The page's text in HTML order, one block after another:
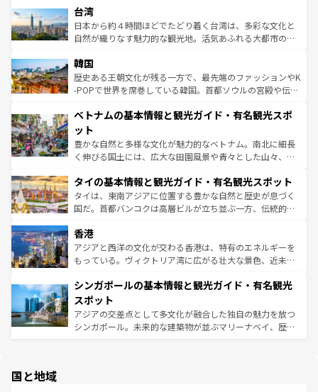
人々、おいしいローカルフードやハワイアンミュージッ
ク、伝統的なフラダンスなど、すべてがハワイの魅力を彩
っている。訪れるたびに新しい発見と感動が待っているハ
はコンテンツ一覧
リアリーフや大陸中央部にそびえるウルル（エアーズロッ
ク）、タスマニアの美しい原生林やケアンズの熱帯雨林な
ど、見どころがたくさん。また、カフェやワイン、オージ
いる。アクティビティも充実しており、サーフィンやダイ
ビング、ハイキングなど、アウトドア好きにはたまらな
い。オーストラリアの多彩な魅力を存分に味わいつくそ
参照してほしい。
台湾
日本から約４時間ほどでたどり着く台湾は、多彩な文化と
自然が織りなす魅力的な観光地。活気あふれる大都市の台
ン）、静ひつな山岳地帯である台湾東部など、都市の喧騒
と山間の静けさが共存しており、訪れる人に新しい発見と
驚きをもたらしてくれる。また、奥深い台湾の食文化も魅
容にもいいと評判のスイーツなど、バラエティ豊かな料理
照してほしい。
韓国
歴史ある王朝文化が残る一方で、最先端のファッションやK
-POPで世界を席巻している韓国。首都ソウルの宮殿や伝統
き、地方に足を延ばせば四季折々の自然美を楽しむことが
できる。そして、キムチや焼肉、絶品のストリートフード
まで、さまざまな韓国料理が待っている。夜には、韓国な
らではのナイトライフも堪能できる。あたたかいホスピタ
わってみてほしい。 なお、新着の韓国情報はコンテンツ一
覧 を参照してほしい。
ベトナムの基本情報と観光ガイド・有名観光スポ
ット
豊かな自然と多様な文化が魅力的なベトナム。南北に細長
く伸びる国土には、広大な田園風景や青々とした山々、世
急速な発展と共に伝統が息づく。ハノイの古い町並みやホ
ーチミン市のフランス統治時代の建物も、独特の雰囲気を
醸し出している。また、バラエティの豊かさとおいしさで
とつ。フォーやバインミー、ベトナムコーヒーなどは、ぜ
ひ現地で味わいたい。どの地域を訪れてもあたたかい人々
が旅行者を迎えてくれるので、きっと忘れられない旅にな
参照してほしい。
タイの基本情報と観光ガイド・有名観光スポット
タイは、東南アジアに位置する豊かな自然と歴史が息づく
国だ。首都バンコクは高層ビルが立ち並ぶ一方、伝統的な
の活気が交差している。北部ではチェンマイなどの山岳地
帯で自然と触れ合い、南部ではプーケットやクラビの美し
いビーチでリゾート気分を楽しむことができる。タイ料理
激する。気候は一年中温暖で、どの季節にも異なる楽しみ
が待っている。親しみやすいタイの人々、仏教を中心とし
た文化、そして多様な観光資源が、訪れる旅人を魅了し続
ける。 なお、新着のタイ情報はコンテンツ一覧を参照して
香港
アジアと西洋の文化が交わる香港は、特有のエネルギーを
もっている。ヴィクトリア湾に広がる壮大な景色、近未来
み、どこを訪れても感動するはず。観光スポットが密集し
ており、効率よく見どころを回れるのも魅力。息をのむよ
うな絶景から文化的な体験まで、香港を存分に楽しみ尽く
そう。 なお、新着の香港情報はコンテンツ一覧を参照して
シンガポールの基本情報と観光ガイド・有名観光
スポット
アジアの交差点として多文化が融合した独自の魅力を放つ
シンガポール。未来的な建築物が並ぶマリーナベイ、歴史
国と地域